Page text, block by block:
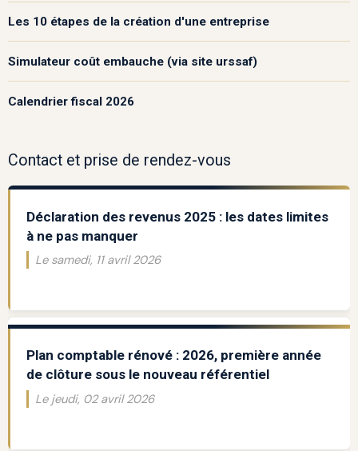
Les 10 étapes de la création d'une entreprise
Simulateur coût embauche (via site urssaf)
Calendrier fiscal 2026
Contact et prise de rendez-vous
Déclaration des revenus 2025 : les dates limites
à ne pas manquer
Le samedi, 11 avril 2026
Plan comptable rénové : 2026, première année
de clôture sous le nouveau référentiel
Le jeudi, 02 avril 2026